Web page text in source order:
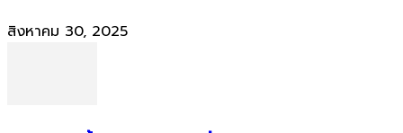
สิงหาคม 30, 2025